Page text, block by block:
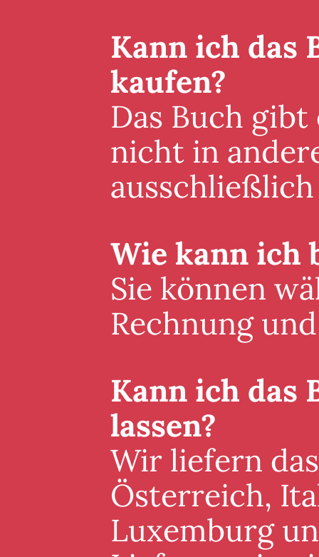
Kann ich das
kaufen?
Das Buch
nicht in
Wie kann ich
Sie können
Rechnung
Kann ich das
lassen?
Wir liefern
Österreich,
Luxemburg